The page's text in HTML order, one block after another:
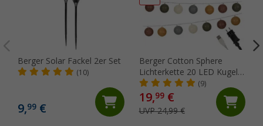
Berger Solar Fackel 2er Set
(10)
9,99 €
Berger Cotton Sphere
Lichterkette 20 LED Kugeln
(Länge 2,3 m)
(9)
19,99€
UVP 24,99 €